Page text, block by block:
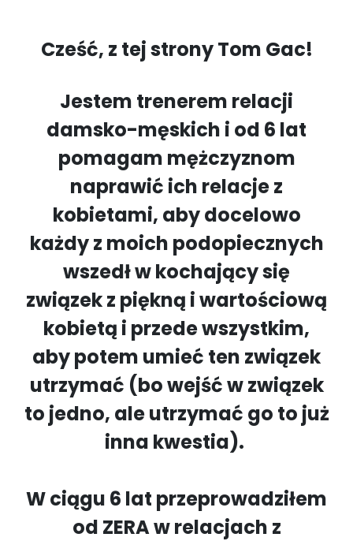
Cześć, z tej strony Tom Gac!
Jestem trenerem relacji
damsko-męskich i od 6 lat
pomagam mężczyznom
naprawić ich relacje z
kobietami, aby docelowo
każdy z moich podopiecznych
wszedł w kochający się
związek z piękną i wartościową
kobietą i przede wszystkim,
aby potem umieć ten związek
utrzymać (bo wejść w związek
to jedno, ale utrzymać go to już
inna kwestia).
W ciągu 6 lat przeprowadziłem
od ZERA w relacjach z